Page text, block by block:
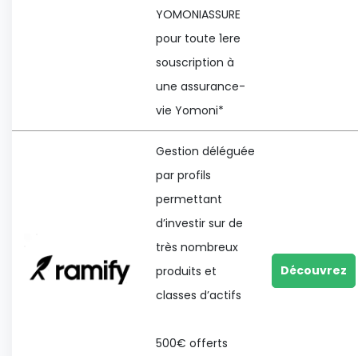
YOMONIASSURE
pour toute 1ere
souscription à
une assurance-
vie Yomoni*
Gestion déléguée
par profils
permettant
d’investir sur de
très nombreux
produits et
classes d’actifs
500€ offerts
Découvrez